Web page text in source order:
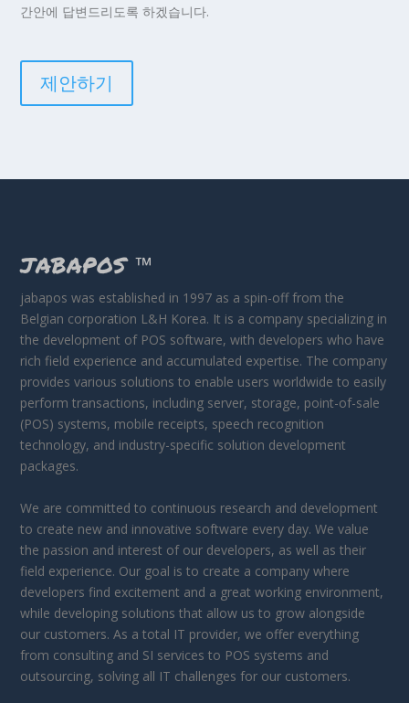
간안에 답변드리도록 하겠습니다.
제안하기
JABAPOS™
jabapos was established in 1997 as a spin-off from the
Belgian corporation L&H Korea. It is a company specializing in
the development of POS software, with developers who have
rich field experience and accumulated expertise. The company
provides various solutions to enable users worldwide to easily
perform transactions, including server, storage, point-of-sale
(POS) systems, mobile receipts, speech recognition
technology, and industry-specific solution development
packages.
We are committed to continuous research and development
to create new and innovative software every day. We value
the passion and interest of our developers, as well as their
field experience. Our goal is to create a company where
developers find excitement and a great working environment,
while developing solutions that allow us to grow alongside
our customers. As a total IT provider, we offer everything
from consulting and SI services to POS systems and
outsourcing, solving all IT challenges for our customers.